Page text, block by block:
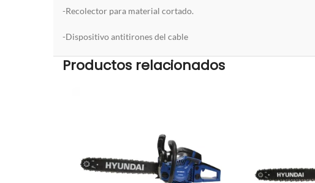
-Recolector para material cortado.
-Dispositivo antitirones del cable
Productos relacionados